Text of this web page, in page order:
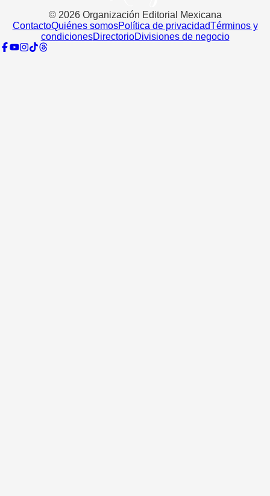
© 2026Organización Editorial Mexicana
ContactoQuiénes somosPolítica de privacidadTérminos y
condicionesDirectorioDivisiones de negocio